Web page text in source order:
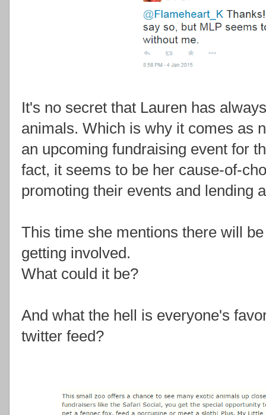
It's no secret that Lauren has
animals. Which is why it comes as
an upcoming fundraising event for
fact, it seems to be her cause-of-
promoting their events and lending
This time she mentions there will
getting involved.
What could it be?
And what the hell is everyone's
twitter feed?